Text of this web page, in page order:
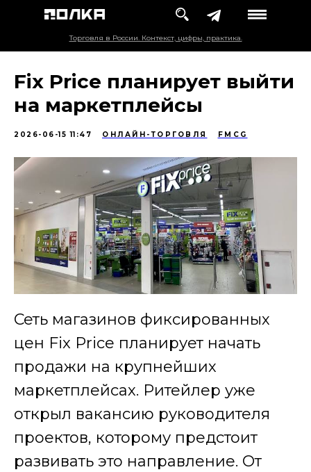
Торговля в России. Контекст, цифры, практика.
Fix Price планирует выйти
на маркетплейсы
2026-06-15 11:47 ОНЛАЙН-ТОРГОВЛЯ FMCG
Сеть магазинов фиксированных
цен Fix Price планирует начать
продажи на крупнейших
маркетплейсах. Ритейлер уже
открыл вакансию руководителя
проектов, которому предстоит
развивать это направление. От